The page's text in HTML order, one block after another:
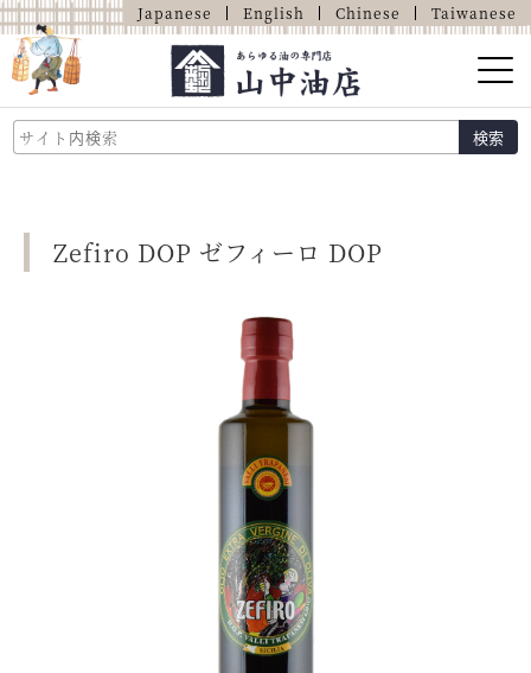
Japanese English Chinese Taiwanese
検索
山中油店的介紹
商品介紹
Zefiro DOP ゼフィーロ DOP